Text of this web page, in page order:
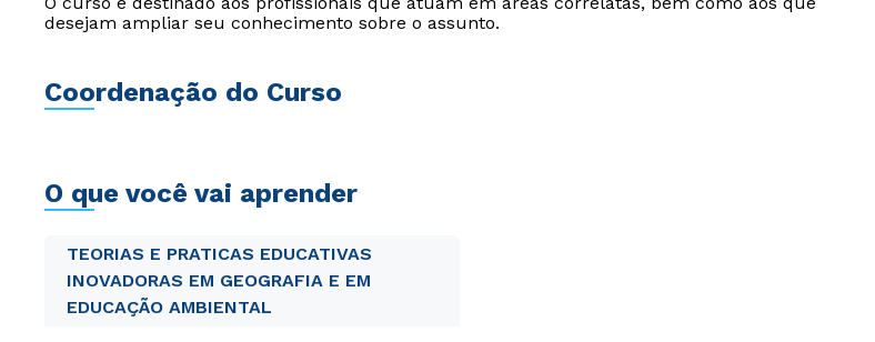
desejam ampliar seu conhecimento sobre o assunto.
Coordenação do Curso
O que você vai aprender
TEORIAS E PRATICAS EDUCATIVAS
INOVADORAS EM GEOGRAFIA E EM
EDUCAÇÃO AMBIENTAL